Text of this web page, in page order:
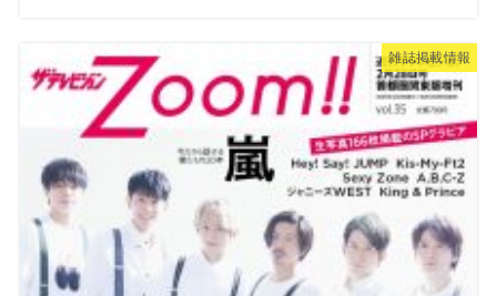
雑誌掲載情報